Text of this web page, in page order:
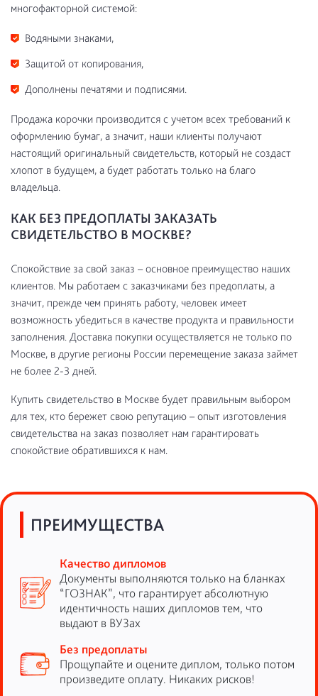
многофакторной системой:
Водяными знаками,
Защитой от копирования,
Дополнены печатями и подписями.
Продажа корочки производится с учетом всех требований к
оформлению бумаг, а значит, наши клиенты получают
настоящий оригинальный свидетельств, который не создаст
хлопот в будущем, а будет работать только на благо
владельца.
КАК БЕЗ ПРЕДОПЛАТЫ ЗАКАЗАТЬ
СВИДЕТЕЛЬСТВО В МОСКВЕ?
Спокойствие за свой заказ – основное преимущество наших
клиентов. Мы работаем с заказчиками без предоплаты, а
значит, прежде чем принять работу, человек имеет
возможность убедиться в качестве продукта и правильности
заполнения. Доставка покупки осуществляется не только по
Москве, в другие регионы России перемещение заказа займет
не более 2-3 дней.
Купить свидетельство в Москве будет правильным выбором
для тех, кто бережет свою репутацию – опыт изготовления
свидетельства на заказ позволяет нам гарантировать
спокойствие обратившихся к нам.
ПРЕИМУЩЕСТВА
Качество дипломов
Документы выполняются только на бланках
“ГОЗНАК”, что гарантирует абсолютную
идентичность наших дипломов тем, что
выдают в ВУЗах
Без предоплаты
Прощупайте и оцените диплом, только потом
произведите оплату. Никаких рисков!